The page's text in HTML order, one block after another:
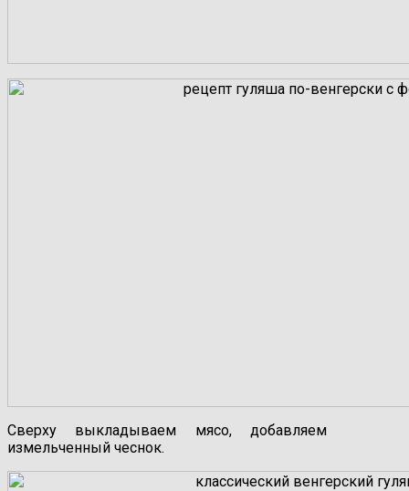
Сверху выкладываем мясо, добавляем
измельченный чеснок.